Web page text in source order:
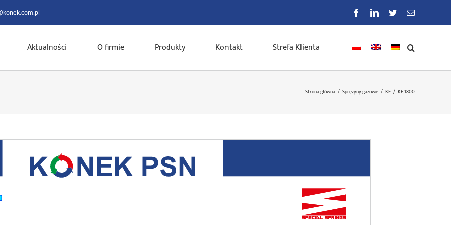
FacebookLinkedIn
TwitterE-
Aktualności O firmie Produkty Kontakt Strefa Klienta
Strona główna / Sprężyny gazowe / KE / KE 1800